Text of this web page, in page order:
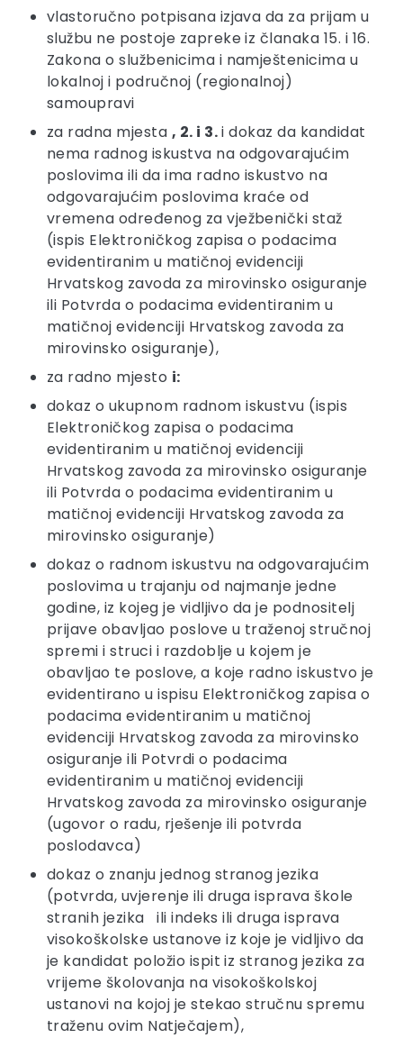
vlastoručno potpisana izjava da za prijam u
službu ne postoje zapreke iz članaka 15. i 16.
Zakona o službenicima i namještenicima u
lokalnoj i područnoj (regionalnoj)
samoupravi
za radna mjesta , 2. i 3.i dokaz da kandidat
nema radnog iskustva na odgovarajućim
poslovima ili da ima radno iskustvo na
odgovarajućim poslovima kraće od
vremena određenog za vježbenički staž
(ispis Elektroničkog zapisa o podacima
evidentiranim u matičnoj evidenciji
Hrvatskog zavoda za mirovinsko osiguranje
ili Potvrda o podacima evidentiranim u
matičnoj evidenciji Hrvatskog zavoda za
mirovinsko osiguranje),
za radno mjesto i:
dokaz o ukupnom radnom iskustvu (ispis
Elektroničkog zapisa o podacima
evidentiranim u matičnoj evidenciji
Hrvatskog zavoda za mirovinsko osiguranje
ili Potvrda o podacima evidentiranim u
matičnoj evidenciji Hrvatskog zavoda za
mirovinsko osiguranje)
dokaz o radnom iskustvu na odgovarajućim
poslovima u trajanju od najmanje jedne
godine, iz kojeg je vidljivo da je podnositelj
prijave obavljao poslove u traženoj stručnoj
spremi i struci i razdoblje u kojem je
obavljao te poslove, a koje radno iskustvo je
evidentirano u ispisu Elektroničkog zapisa o
podacima evidentiranim u matičnoj
evidenciji Hrvatskog zavoda za mirovinsko
osiguranje ili Potvrdi o podacima
evidentiranim u matičnoj evidenciji
Hrvatskog zavoda za mirovinsko osiguranje
(ugovor o radu, rješenje ili potvrda
poslodavca)
dokaz o znanju jednog stranog jezika
(potvrda, uvjerenje ili druga isprava škole
stranih jezika ili indeks ili druga isprava
visokoškolske ustanove iz koje je vidljivo da
je kandidat položio ispit iz stranog jezika za
vrijeme školovanja na visokoškolskoj
ustanovi na kojoj je stekao stručnu spremu
traženu ovim Natječajem),